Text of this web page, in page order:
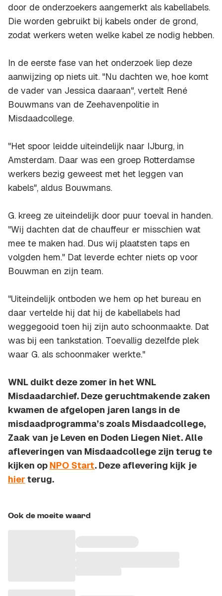
door de onderzoekers aangemerkt als kabellabels.
Die worden gebruikt bij kabels onder de grond,
zodat werkers weten welke kabel ze nodig hebben.
In de eerste fase van het onderzoek liep deze
aanwijzing op niets uit. "Nu dachten we, hoe komt
de vader van Jessica daaraan", vertelt René
Bouwmans van de Zeehavenpolitie in
Misdaadcollege.
"Het spoor leidde uiteindelijk naar IJburg, in
Amsterdam. Daar was een groep Rotterdamse
werkers bezig geweest met het leggen van
kabels", aldus Bouwmans.
G. kreeg ze uiteindelijk door puur toeval in handen.
"Wij dachten dat de chauffeur er misschien wat
mee te maken had. Dus wij plaatsten taps en
volgden hem." Dat leverde echter niets op voor
Bouwman en zijn team.
"Uiteindelijk ontboden we hem op het bureau en
daar vertelde hij dat hij de kabellabels had
weggegooid toen hij zijn auto schoonmaakte. Dat
was bij een tankstation. Toevallig dezelfde plek
waar G. als schoonmaker werkte."
WNL duikt deze zomer in het WNL
Misdaadarchief. Deze geruchtmakende zaken
kwamen de afgelopen jaren langs in de
misdaadprogramma’s zoals Misdaadcollege,
Zaak van je Leven en Doden Liegen Niet. Alle
afleveringen van Misdaadcollege zijn terug te
kijken op NPO Start. Deze aflevering kijk je
hier terug.
Ook de moeite waard